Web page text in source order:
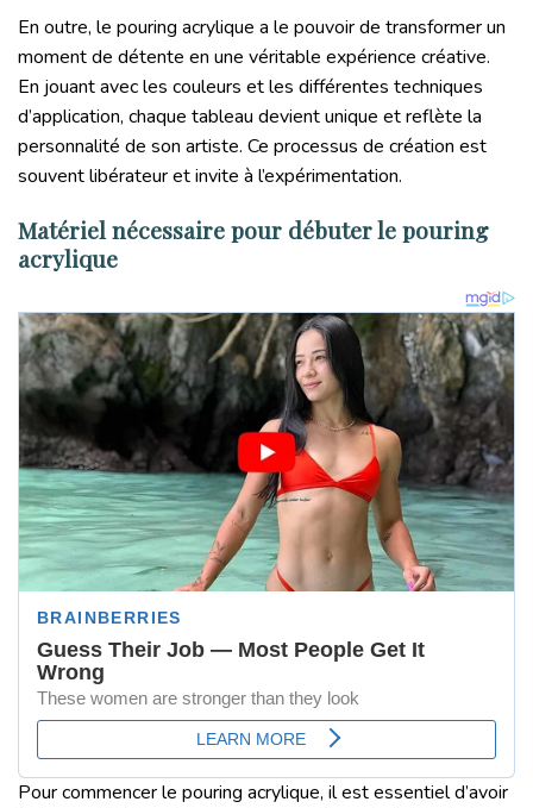
En outre, le pouring acrylique a le pouvoir de transformer un
moment de détente en une véritable expérience créative.
En jouant avec les couleurs et les différentes techniques
d’application, chaque tableau devient unique et reflète la
personnalité de son artiste. Ce processus de création est
souvent libérateur et invite à l’expérimentation.
Matériel nécessaire pour débuter le pouring
acrylique
Pour commencer le pouring acrylique, il est essentiel d’avoir